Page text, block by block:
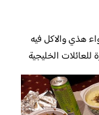
هذي والاكل فيه
الخليجية